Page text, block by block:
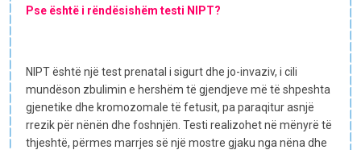
Pse është i rëndësishëm testi NIPT?
NIPT është një test prenatal i sigurt dhe jo-invaziv, i cili
mundëson zbulimin e hershëm të gjendjeve më të shpeshta
gjenetike dhe kromozomale të fetusit, pa paraqitur asnjë
rrezik për nënën dhe foshnjën. Testi realizohet në mënyrë të
thjeshtë, përmes marrjes së një mostre gjaku nga nëna dhe